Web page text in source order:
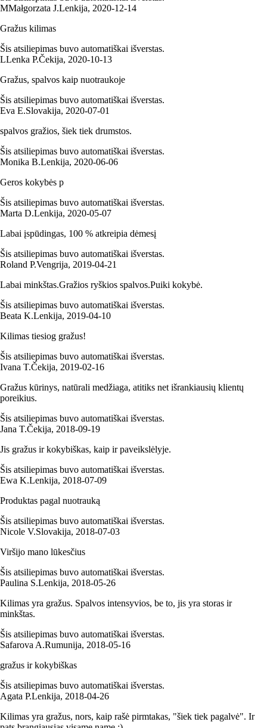
MMałgorzata J.Lenkija, 2020‑12‑14
Gražus kilimas
Šis atsiliepimas buvo automatiškai išverstas.
LLenka P.Čekija, 2020‑10‑13
Gražus, spalvos kaip nuotraukoje
Šis atsiliepimas buvo automatiškai išverstas.
Eva E.Slovakija, 2020‑07‑01
spalvos gražios, šiek tiek drumstos.
Šis atsiliepimas buvo automatiškai išverstas.
Monika B.Lenkija, 2020‑06‑06
Geros kokybės p
Šis atsiliepimas buvo automatiškai išverstas.
Marta D.Lenkija, 2020‑05‑07
Labai įspūdingas, 100 % atkreipia dėmesį
Šis atsiliepimas buvo automatiškai išverstas.
Roland P.Vengrija, 2019‑04‑21
Labai minkštas.Gražios ryškios spalvos.Puiki kokybė.
Šis atsiliepimas buvo automatiškai išverstas.
Beata K.Lenkija, 2019‑04‑10
Kilimas tiesiog gražus!
Šis atsiliepimas buvo automatiškai išverstas.
Ivana T.Čekija, 2019‑02‑16
Gražus kūrinys, natūrali medžiaga, atitiks net išrankiausių klientų
poreikius.
Šis atsiliepimas buvo automatiškai išverstas.
Jana T.Čekija, 2018‑09‑19
Jis gražus ir kokybiškas, kaip ir paveikslėlyje.
Šis atsiliepimas buvo automatiškai išverstas.
Ewa K.Lenkija, 2018‑07‑09
Produktas pagal nuotrauką
Šis atsiliepimas buvo automatiškai išverstas.
Nicole V.Slovakija, 2018‑07‑03
Viršijo mano lūkesčius
Šis atsiliepimas buvo automatiškai išverstas.
Paulina S.Lenkija, 2018‑05‑26
Kilimas yra gražus. Spalvos intensyvios, be to, jis yra storas ir
minkštas.
Šis atsiliepimas buvo automatiškai išverstas.
Safarova A.Rumunija, 2018‑05‑16
gražus ir kokybiškas
Šis atsiliepimas buvo automatiškai išverstas.
Agata P.Lenkija, 2018‑04‑26
Kilimas yra gražus, nors, kaip rašė pirmtakas, "šiek tiek pagalvė". Ir